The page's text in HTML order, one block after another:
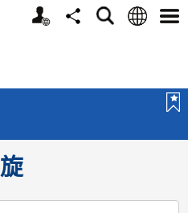
个
分
搜
语
选